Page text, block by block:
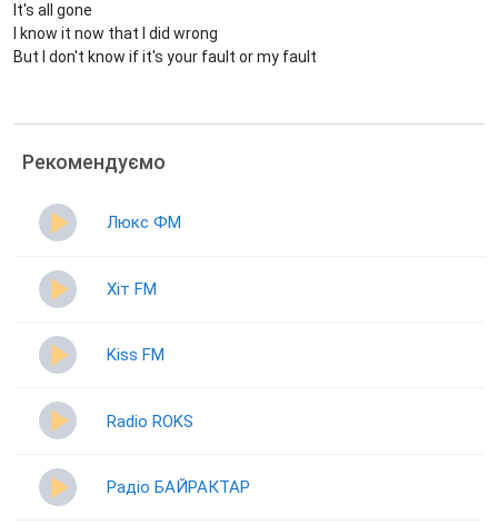
It's all gone
I know it now that I did wrong
But I don't know if it's your fault or my fault
Рекомендуємо
Люкс ФМ
Хіт FM
Kiss FM
Radio ROKS
Радіо БАЙРАКТАР